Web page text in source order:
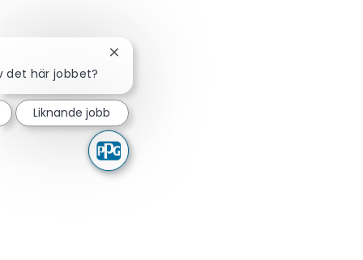
det här jobbet?
Stäng chattbot-avisering
Liknande jobb